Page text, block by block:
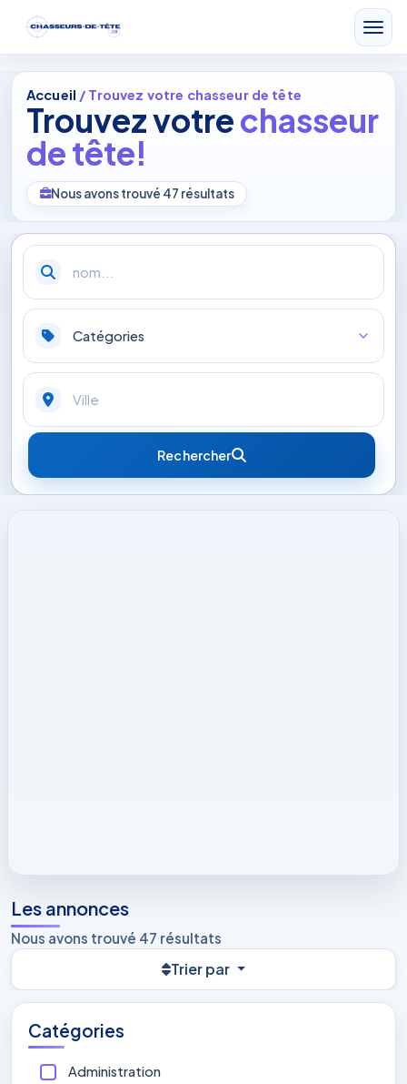
Accueil / Trouvez votre chasseur de tête
Trouvez votrechasseur
de tête!
Nous avons trouvé 47 résultats
Rechercher
Les annonces
Nous avons trouvé 47 résultats
Trier par
Catégories
Administration